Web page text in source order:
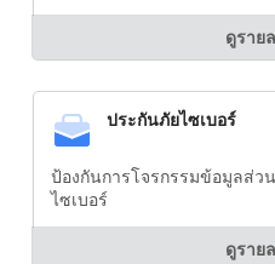
ดูราย
ประกันภัยไซเบอร์
ป้องกันการโจรกรรมข้อมูลส่ว
ไซเบอร์
ดูราย